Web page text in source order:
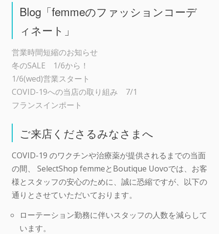
Blog「femmeのファッションコーデ
ィネート」
営業時間短縮のお知らせ
冬のSALE 1/6から！
1/6(wed)営業スタート
COVID-19への当店の取り組み 7/1
フランスインポート
ご来店くださるみなさまへ
COVID-19 のワクチンや治療薬が提供されるまでの当面
の間、 SelectShop femmeとBoutique Uovoでは、お客
様とスタッフの安心のために、誠に恐縮ですが、以下の
通りとさせていただいております。
ローテーション勤務に伴いスタッフの人数を減らして
います。